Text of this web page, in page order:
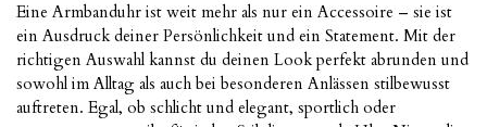
Eine Armbanduhr ist weit mehr als nur ein Accessoire – sie ist
ein Ausdruck deiner Persönlichkeit und ein Statement. Mit der
richtigen Auswahl kannst du deinen Look perfekt abrunden und
sowohl im Alltag als auch bei besonderen Anlässen stilbewusst
auftreten. Egal, ob schlicht und elegant, sportlich oder